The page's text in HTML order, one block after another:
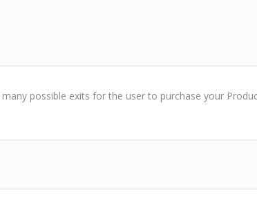
possible exits for the user to purchase your